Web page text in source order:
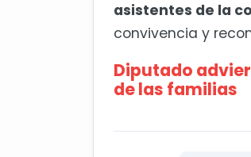
asistentes de la
convivencia y
Diputado
de las familias